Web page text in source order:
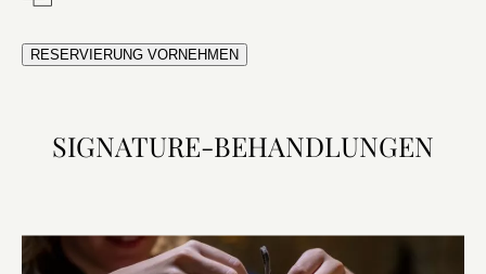
RESERVIERUNG VORNEHMEN
SIGNATURE-BEHANDLUNGEN